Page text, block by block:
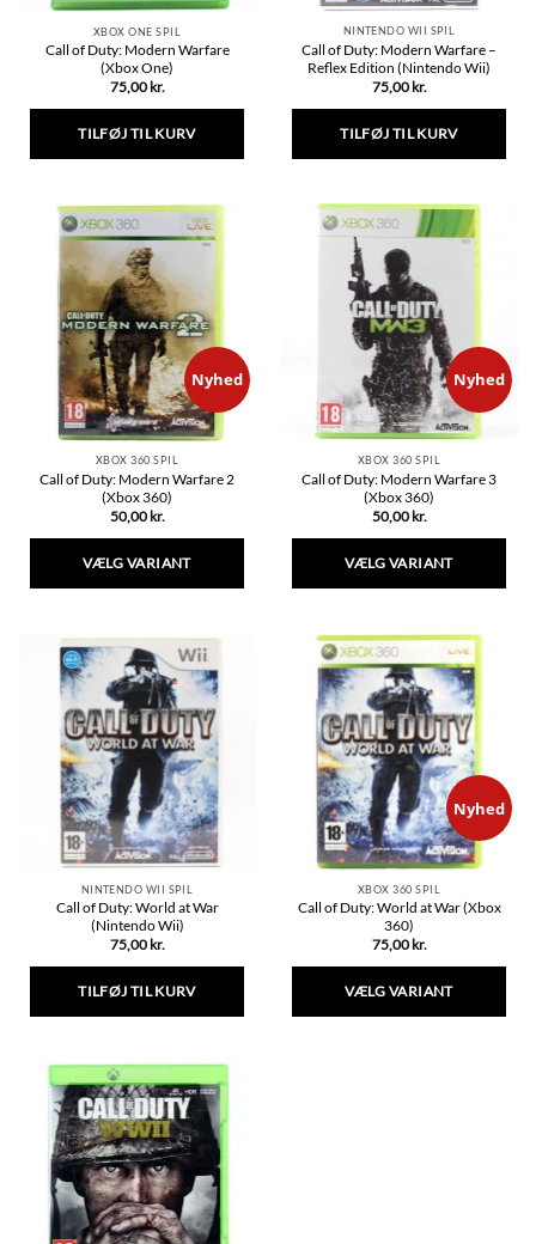
XBOX ONE SPIL
Call of Duty: Modern Warfare
(Xbox One)
75,00 kr.
TILFØJ TIL KURV
NINTENDO WII SPIL
Call of Duty: Modern Warfare –
Reflex Edition (Nintendo Wii)
75,00 kr.
TILFØJ TIL KURV
Nyhed
XBOX 360 SPIL
Call of Duty: Modern Warfare 2
(Xbox 360)
50,00 kr.
VÆLG VARIANT
har
flere
varianter.
Mulighederne
kan
vælges
på
varesiden
Nyhed
XBOX 360 SPIL
Call of Duty: Modern Warfare 3
(Xbox 360)
50,00 kr.
VÆLG VARIANT
har
flere
varianter.
Mulighederne
kan
vælges
på
varesiden
NINTENDO WII SPIL
Call of Duty: World at War
(Nintendo Wii)
75,00 kr.
TILFØJ TIL KURV
Nyhed
XBOX 360 SPIL
Call of Duty: World at War (Xbox
360)
75,00 kr.
VÆLG VARIANT